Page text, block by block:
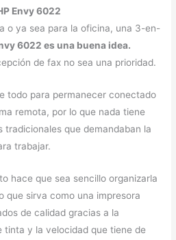
Envy 6022
o ya sea para la oficina, una 3-en-
6022 es una buena idea.
de fax no sea una prioridad.
todo para permanecer conectado
remota, por lo que nada tiene
tradicionales que demandaban la
trabajar.
hace que sea sencillo organizarla
que sirva como una impresora
de calidad gracias a la
tinta y la velocidad que tiene de